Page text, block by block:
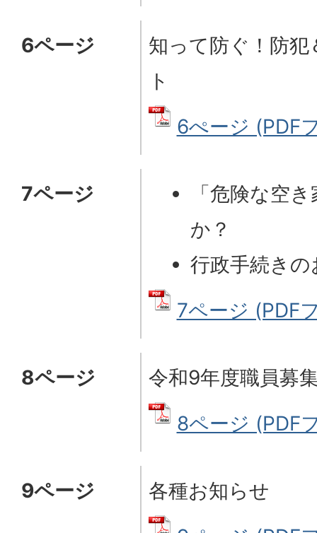
6ページ
知って防ぐ！防
ト
6ぺージ (PDF
7ページ
「危険な空
か？
行政手続き
7ページ (PDF
8ページ
令和9年度職員募
8ページ (PDF
9ページ
各種お知らせ